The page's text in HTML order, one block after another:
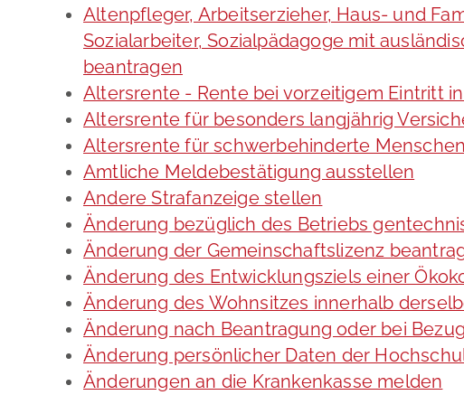
Altenpfleger, Arbeitserzieher, Haus- und
Sozialarbeiter, Sozialpädagoge mit
beantragen
Altersrente - Rente bei vorzeitigem Eintritt
Altersrente für besonders langjährig
Altersrente für schwerbehinderte
Amtliche Meldebestätigung ausstellen
Andere Strafanzeige stellen
Änderung bezüglich des Betriebs
Änderung der Gemeinschaftslizenz
Änderung des Entwicklungsziels einer
Änderung des Wohnsitzes innerhalb
Änderung nach Beantragung oder bei
Änderung persönlicher Daten der
Änderungen an die Krankenkasse melden